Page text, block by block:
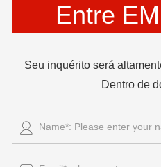
Entre
Seu inquérito será
Dentro de